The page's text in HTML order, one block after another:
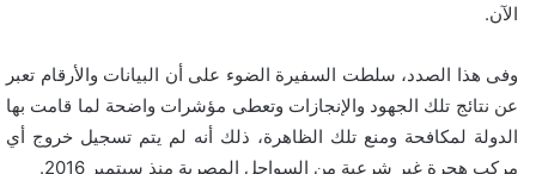
الآن.
وفى هذا الصدد، سلطت السفيرة الضوء على أن البيانات والأرقام تعبر
عن نتائج تلك الجهود والإنجازات وتعطى مؤشرات واضحة لما قامت بها
الدولة لمكافحة ومنع تلك الظاهرة، ذلك أنه لم يتم تسجيل خروج أي
مركب هجرة غير شرعية من السواحل المصرية منذ سبتمبر 2016.